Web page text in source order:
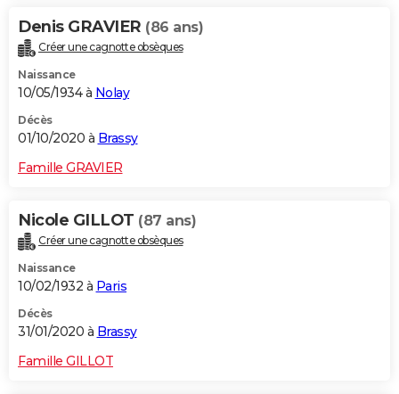
Denis GRAVIER (86 ans)
Créer une cagnotte obsèques
Naissance
10/05/1934 à Nolay
Décès
01/10/2020 à Brassy
Famille GRAVIER
Nicole GILLOT (87 ans)
Créer une cagnotte obsèques
Naissance
10/02/1932 à Paris
Décès
31/01/2020 à Brassy
Famille GILLOT